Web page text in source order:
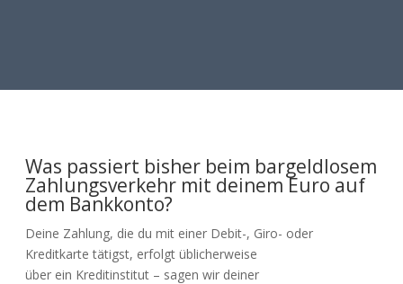
Was passiert bisher beim bargeldlosem
Zahlungsverkehr mit deinem Euro auf
dem Bankkonto?
Deine Zahlung, die du mit einer Debit-, Giro- oder
Kreditkarte tätigst, erfolgt üblicherweise
über ein Kreditinstitut – sagen wir deiner